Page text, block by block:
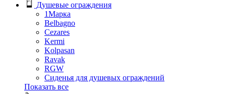
Душевые ограждения
1Марка
Belbagno
Cezares
Kermi
Kolpasan
Ravak
RGW
Сиденья для душевых ограждений
Показать все